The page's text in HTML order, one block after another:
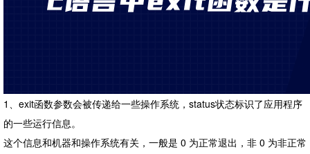
1、exit函数参数会被传递给一些操作系统，status状态标识了应用程序
的一些运行信息。
这个信息和机器和操作系统有关，一般是 0 为正常退出，非 0 为非正常